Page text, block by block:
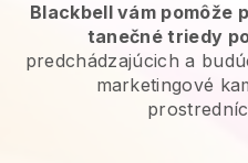
Blackbell vám pomôže
tanečné triedy
predchádzajúcich a
marketingové